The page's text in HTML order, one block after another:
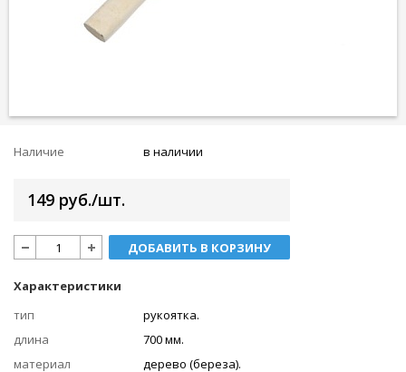
Наличие в наличии
149 руб./шт.
ДОБАВИТЬ В КОРЗИНУ
Характеристики
тип
рукоятка.
длина
700 мм.
материал
дерево (береза).